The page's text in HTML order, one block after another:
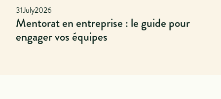
National
31July2026
Mentorat en entreprise : le guide pour
engager vos équipes